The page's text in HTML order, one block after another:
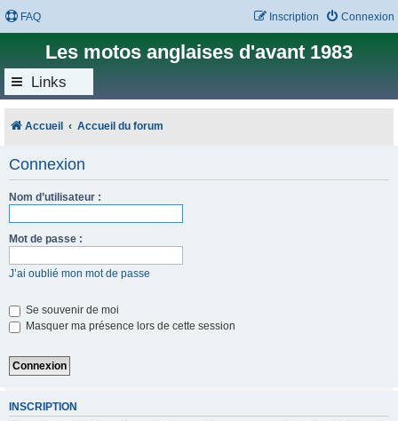
FAQ Connexion
Inscription
Les motos anglaises d'avant 1983
Links
Accueil Accueil du forum
Connexion
Nom d’utilisateur :
Mot de passe :
J’ai oublié mon mot de passe
Se souvenir de moi
Masquer ma présence lors de cette session
INSCRIPTION